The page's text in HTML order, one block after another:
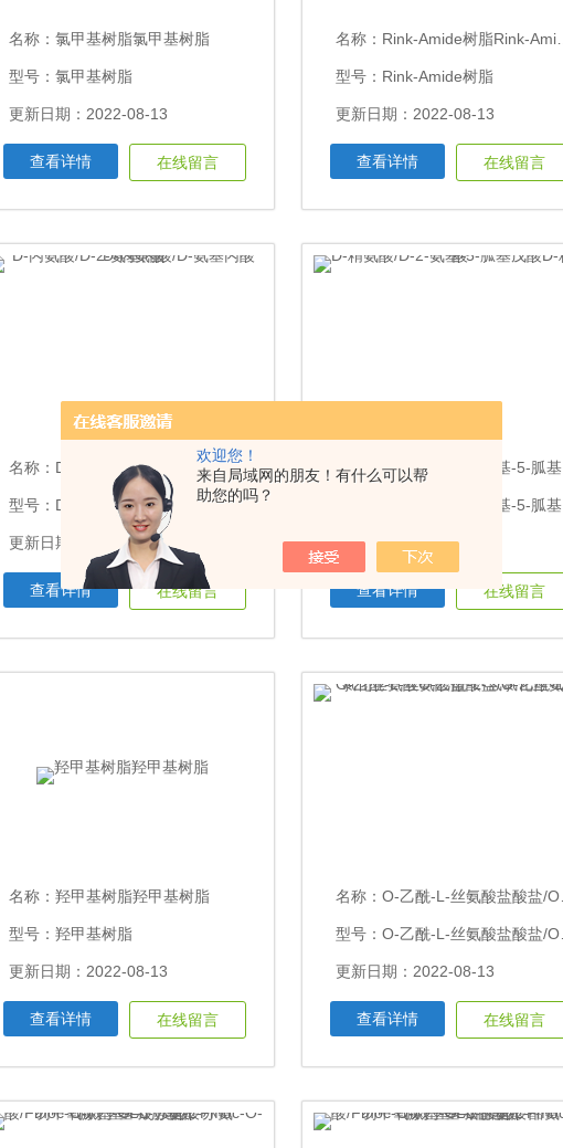
欢迎您！
来自局域网的朋友！有什么可以帮
助您的吗？
名称： 氯甲基树脂氯甲基树脂
型号：氯甲基树脂
更新日期：2022-08-13
查看详情 在线留言
名称： Rink-Amide树脂Rink-Amide树脂
型号：Rink-Amide树脂
更新日期：2022-08-13
查看详情 在线留言
名称： D-丙氨酸/D-2-氨基丙酸/D-氨基丙酸D-丙氨酸
型号：D-丙氨酸/D-2-氨基丙酸/D-氨基丙酸
更新日期：2022-08-13
查看详情 在线留言
名称： D-精氨酸/D-2-氨基-5-胍基戊酸D-精氨酸
更新日期：2022-08-13
查看详情 在线留言
名称： 羟甲基树脂羟甲基树脂
型号：羟甲基树脂
更新日期：2022-08-13
查看详情 在线留言
名称： O-乙酰-L-丝氨酸盐酸盐/O-乙酰-L-氢氯化丝氨酸O-乙酰-L-氢氯化丝氨酸
更新日期：2022-08-13
查看详情 在线留言